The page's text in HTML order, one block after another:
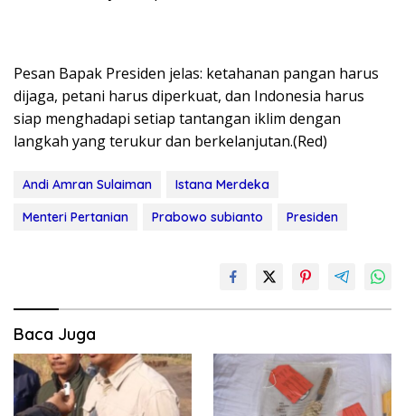
Pesan Bapak Presiden jelas: ketahanan pangan harus
dijaga, petani harus diperkuat, dan Indonesia harus
siap menghadapi setiap tantangan iklim dengan
langkah yang terukur dan berkelanjutan.(Red)
Andi Amran Sulaiman
Istana Merdeka
Menteri Pertanian
Prabowo subianto Presiden
Baca Juga